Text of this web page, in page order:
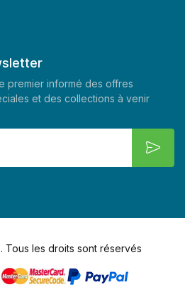
premier informé des offres
et des collections à venir
Tous les droits sont réservés